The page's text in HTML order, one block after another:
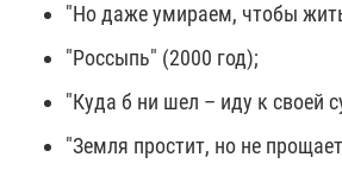
"Но даже умираем, чтобы
"Россыпь" (2000 год);
"Куда б ни шел – иду к своей
"Земля простит, но не